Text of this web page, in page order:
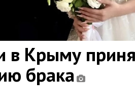
в Крыму
брака